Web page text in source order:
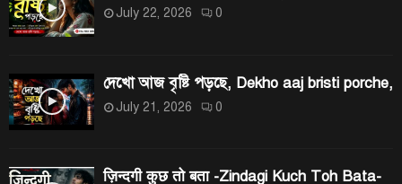
July 22, 2026 0
দেখো আজ বৃষ্টি পড়ছে, Dekho aaj bristi porche,
July 21, 2026 0
ज़िन्दगी कुछ तो बता -Zindagi Kuch Toh Bata-